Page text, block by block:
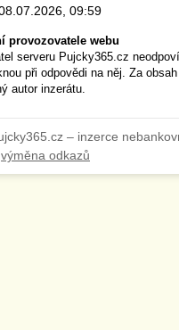
09:59
provozovatele webu
serveru Pujcky365.cz
při odpovědi na něj. Za
autor inzerátu.
– inzerce
výměna odkazů